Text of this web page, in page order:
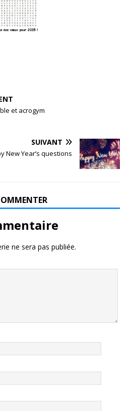
et acrogym
SUIVANT
New Year’s questions
ne sera pas publiée.